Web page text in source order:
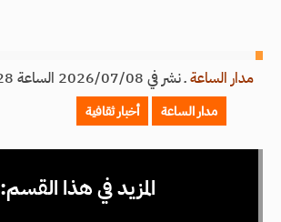
مدار الساعةـنشر في 2026/07/08 الساعة 10:28
مدار الساعة أخبار ثقافية
المزيد في هذا القسم: